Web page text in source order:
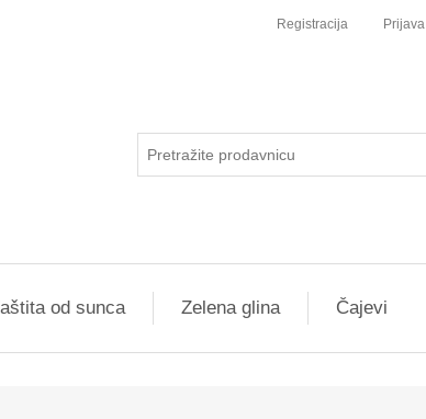
Registracija Prijava
od sunca Zelena glina Čajevi